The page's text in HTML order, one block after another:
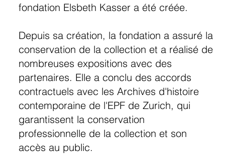
fondation Elsbeth Kasser a été créée.
Depuis sa création, la fondation a assuré la
conservation de la collection et a réalisé de
nombreuses expositions avec des
partenaires. Elle a conclu des accords
contractuels avec les Archives d'histoire
contemporaine de l'EPF de Zurich, qui
garantissent la conservation
professionnelle de la collection et son
accès au public.